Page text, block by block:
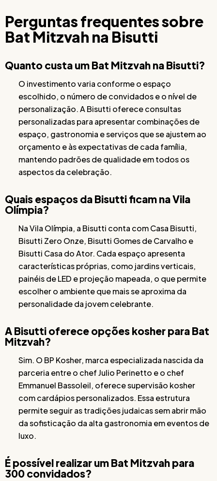
Perguntas frequentes sobre
Bat Mitzvah na Bisutti
Quanto custa um Bat Mitzvah na Bisutti?
O investimento varia conforme o espaço
escolhido, o número de convidados e o nível de
personalização. A Bisutti oferece consultas
personalizadas para apresentar combinações de
espaço, gastronomia e serviços que se ajustem ao
orçamento e às expectativas de cada família,
mantendo padrões de qualidade em todos os
aspectos da celebração.
Quais espaços da Bisutti ficam na Vila
Olímpia?
Na Vila Olímpia, a Bisutti conta com Casa Bisutti,
Bisutti Zero Onze, Bisutti Gomes de Carvalho e
Bisutti Casa do Ator. Cada espaço apresenta
características próprias, como jardins verticais,
painéis de LED e projeção mapeada, o que permite
escolher o ambiente que mais se aproxima da
personalidade da jovem celebrante.
A Bisutti oferece opções kosher para Bat
Mitzvah?
Sim. O BP Kosher, marca especializada nascida da
parceria entre o chef Julio Perinetto e o chef
Emmanuel Bassoleil, oferece supervisão kosher
com cardápios personalizados. Essa estrutura
permite seguir as tradições judaicas sem abrir mão
da sofisticação da alta gastronomia em eventos de
luxo.
É possível realizar um Bat Mitzvah para
300 convidados?